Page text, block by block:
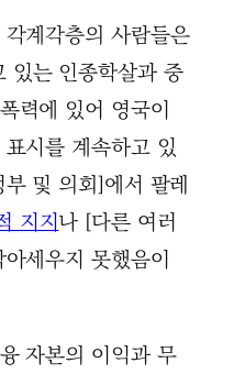
계각층의 사람들은
있는 인종학살과 중
력에 있어 영국이
시를 계속하고 있
및 의회]에서 팔레
지지나 [다른 여러
세우지 못했음이
자본의 이익과 무